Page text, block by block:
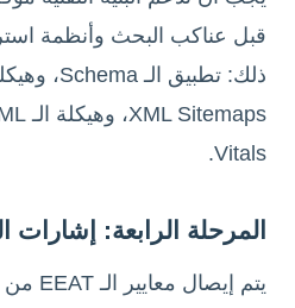
Vitals.
المرحلة الرابعة: إشارات